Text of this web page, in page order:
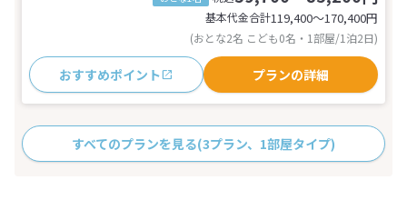
基本代金合計119,400〜170,400円
(おとな2名 こども0名・1部屋/1泊2日)
おすすめポイント プランの詳細
すべてのプランを見る(3プラン、1部屋タイプ)